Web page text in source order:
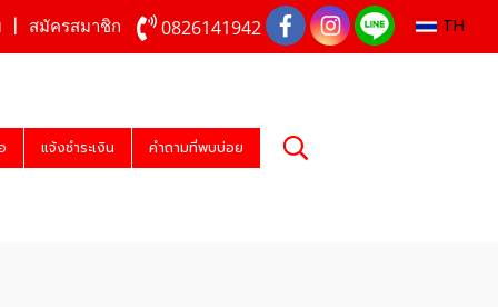
สมัครสมาชิก 0826141942 TH
แจ้งชำระเงิน คำถามที่พบบ่อย